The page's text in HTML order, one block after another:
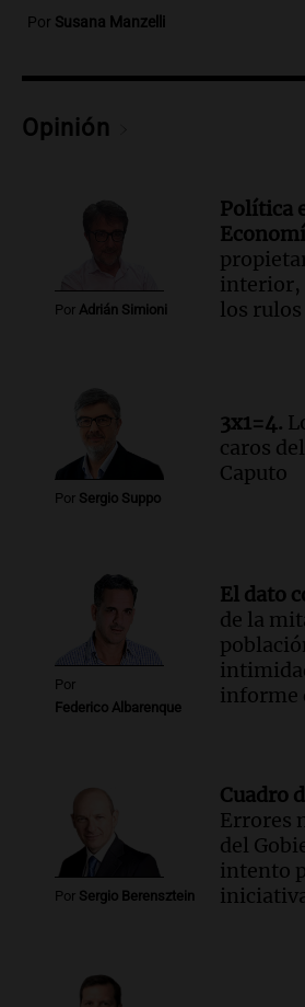
Ahora país
Episodios
millonaria a través de
Mendoza y San Rafael
Panorama Federal
Audio.Cómo serán los
Episodios
Audio.
Se inaugura la
exposición agrícola en
diversas atracciones para
Panorama Federal
Audio.
interina de Villa Santa
tras ser destituida
Ahora país
Episodios
Por Susana Manzelli
Opinión
Por Adrián Simioni
Política
interior,
los rulos
Por Sergio Suppo
3x1=4.
caros
Caputo
Por
Federico Albarenque
El dato
de la
informe
Por Sergio Berensztein
Cuadro
Errores
del
intento